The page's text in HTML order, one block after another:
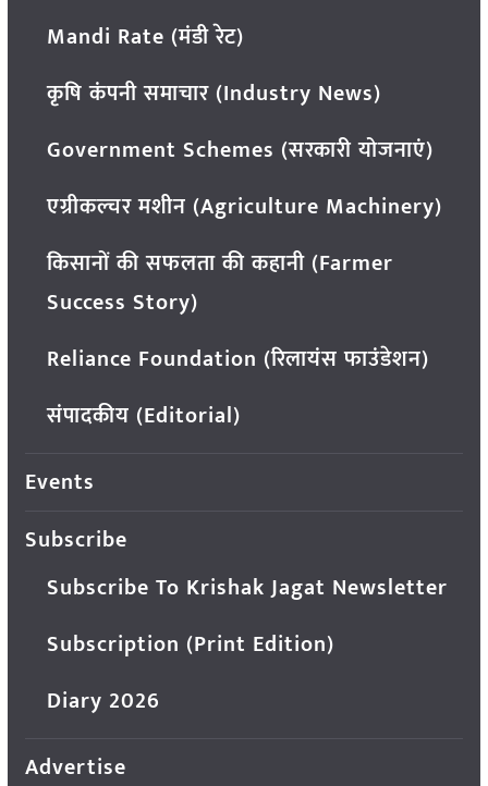
Mandi Rate (मंडी रेट)
कृषि कंपनी समाचार (Industry News)
Government Schemes (सरकारी योजनाएं)
एग्रीकल्चर मशीन (Agriculture Machinery)
किसानों की सफलता की कहानी (Farmer
Success Story)
Reliance Foundation (रिलायंस फाउंडेशन)
संपादकीय (Editorial)
Events
Subscribe
Subscribe To Krishak Jagat Newsletter
Subscription (Print Edition)
Diary 2026
Advertise